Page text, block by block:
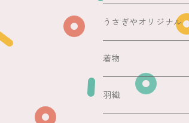
うさぎやオリジナル
ericoさん
レース足袋
着物
袷
羽織